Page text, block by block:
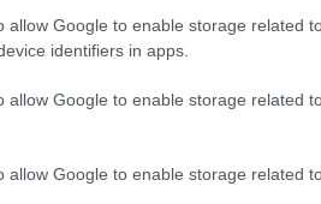
allow Google to enable storage related
identifiers in apps.
allow Google to enable storage related
allow Google to enable storage related
attesterebbe la loro
test pratico, il
socialmente accettabile in
i proprietari di cani di razza